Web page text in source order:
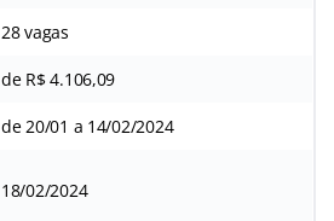
28 vagas
de R$ 4.106,09
de 20/01 a 14/02/2024
18/02/2024